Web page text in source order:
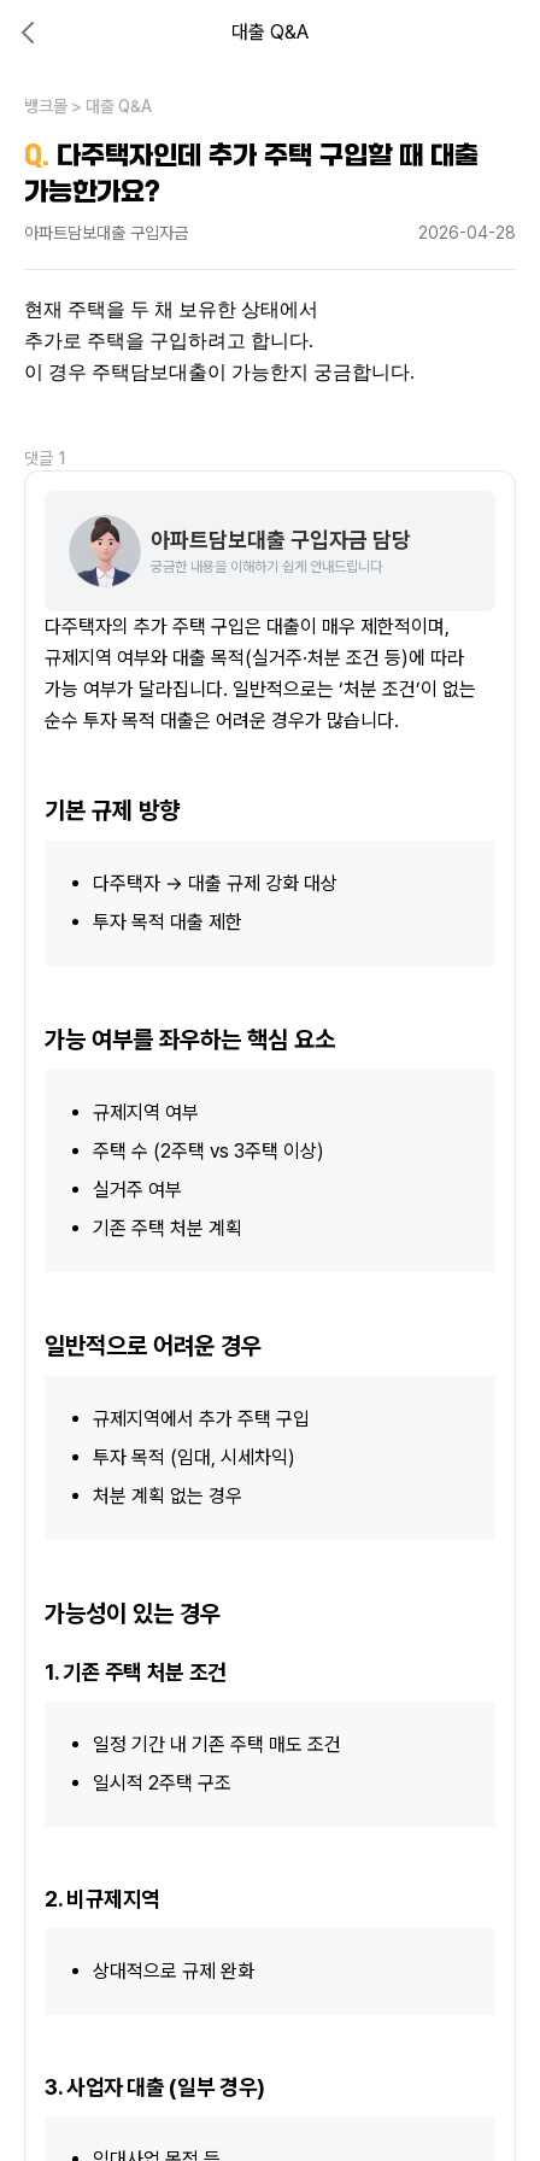
대출 Q&A
내 상황엔 어떤 방법이 있을까?
뱅크몰 > 대출 Q&A
Q. 다주택자인데 추가 주택 구입할 때 대출
가능한가요?
아파트담보대출 구입자금 2026-04-28
현재 주택을 두 채 보유한 상태에서
추가로 주택을 구입하려고 합니다.
이 경우 주택담보대출이 가능한지 궁금합니다.
댓글 1
아파트담보대출 구입자금 담당
궁금한 내용을 이해하기 쉽게 안내드립니다
다주택자의 추가 주택 구입은 대출이 매우 제한적이며,
규제지역 여부와 대출 목적(실거주·처분 조건 등)에 따라
가능 여부가 달라집니다. 일반적으로는 ‘처분 조건’이 없는
순수 투자 목적 대출은 어려운 경우가 많습니다.
기본 규제 방향
다주택자 → 대출 규제 강화 대상
투자 목적 대출 제한
가능 여부를 좌우하는 핵심 요소
규제지역 여부
주택 수 (2주택 vs 3주택 이상)
실거주 여부
기존 주택 처분 계획
일반적으로 어려운 경우
규제지역에서 추가 주택 구입
투자 목적 (임대, 시세차익)
처분 계획 없는 경우
가능성이 있는 경우
1. 기존 주택 처분 조건
일정 기간 내 기존 주택 매도 조건
일시적 2주택 구조
2. 비규제지역
상대적으로 규제 완화
3. 사업자 대출 (일부 경우)